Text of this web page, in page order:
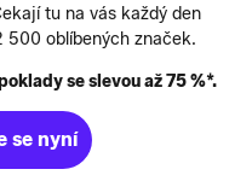
tu na vás každý den
500 oblíbených značek.
se slevou až 75 %*.
se nyní